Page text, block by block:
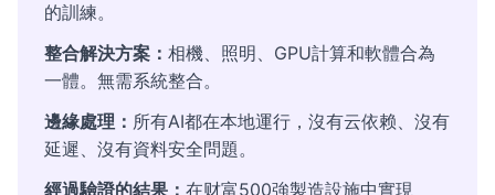
的訓練。
整合解決方案： 相機、照明、GPU計算和軟體合為
一體。無需系統整合。
邊緣處理： 所有AI都在本地運行，沒有云依赖、沒有
延遲、沒有資料安全問題。
經過驗證的結果： 在财富500強製造設施中實現